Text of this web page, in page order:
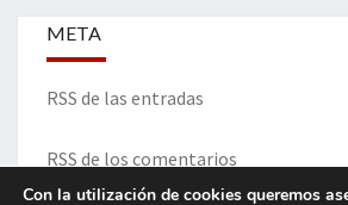
META
RSS de las entradas
RSS de los comentarios
Con la utilización de cookies queremos